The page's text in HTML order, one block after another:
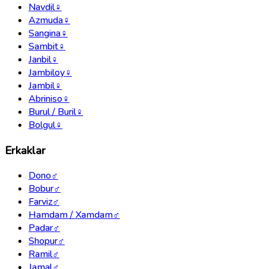
Navdil♀
Azmuda♀
Sangina♀
Sambit♀
Janbil♀
Jambiloy♀
Jambil♀
Abriniso♀
Burul / Buril♀
Bolgul♀
Erkaklar
Dono♂
Bobur♂
Farviz♂
Hamdam / Xamdam♂
Padar♂
Shopur♂
Ramil♂